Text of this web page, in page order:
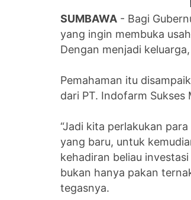
SUMBAWA - Bagi
yang ingin membuka
Dengan menjadi
Pemahaman itu
dari PT. Indofarm Sukses
“Jadi kita perlakukan
yang baru, untuk
kehadiran beliau
bukan hanya pakan
tegasnya.